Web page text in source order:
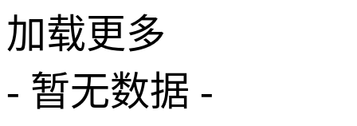
加载更多
- 暂无数据 -